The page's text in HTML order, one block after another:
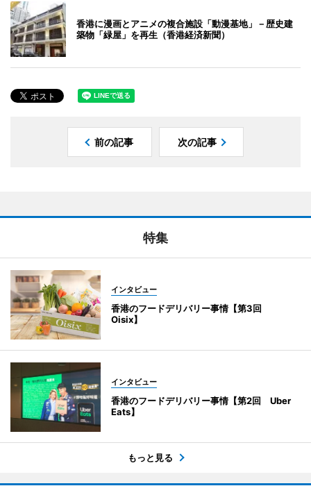
香港に漫画とアニメの複合施設「動漫基地」－歴史建
築物「緑屋」を再生（香港経済新聞）
前の記事 次の記事
特集
インタビュー
香港のフードデリバリー事情【第3回
Oisix】
インタビュー
香港のフードデリバリー事情【第2回 Uber
Eats】
もっと見る